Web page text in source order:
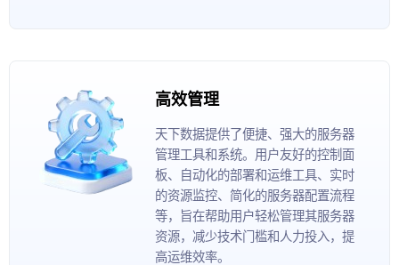
高效管理
天下数据提供了便捷、强大的服务器
管理工具和系统。用户友好的控制面
板、自动化的部署和运维工具、实时
的资源监控、简化的服务器配置流程
等，旨在帮助用户轻松管理其服务器
资源，减少技术门槛和人力投入，提
高运维效率。